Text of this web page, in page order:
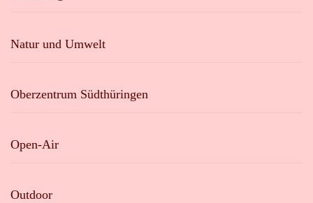
Natur und Umwelt
Oberzentrum Südthüringen
Open-Air
Outdoor